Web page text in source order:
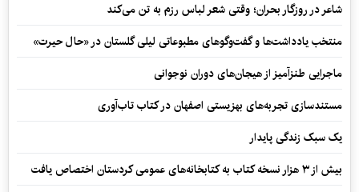
شاعر در روزگار بحران؛ وقتی شعر لباس رزم به تن می‌کند
منتخب یادداشت‌ها و گفت‌وگوهای مطبوعاتی لیلی گلستان در «حال حیرت»
ماجرایی طنزآمیز از هیجان‌های دوران نوجوانی
مستندسازی تجربه‌های بهزیستی اصفهان در کتاب تاب‌آوری
یک سبک زندگی پایدار
بیش از ۳ هزار نسخه کتاب به کتابخانه‌های عمومی کردستان اختصاص یافت